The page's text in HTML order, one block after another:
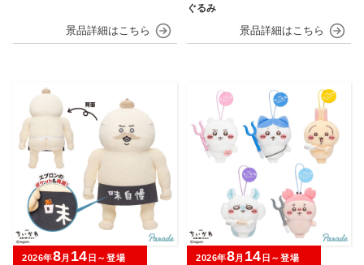
ぐるみ
2026年8月 14 日～登場 2026年8月 14 日～登場